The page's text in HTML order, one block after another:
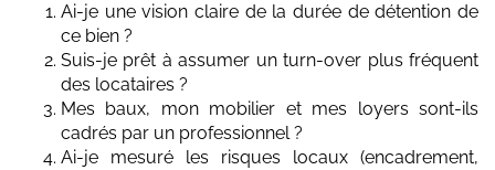
Ai-je une vision claire de la durée de détention de
ce bien ?
Suis-je prêt à assumer un turn-over plus fréquent
des locataires ?
Mes baux, mon mobilier et mes loyers sont-ils
cadrés par un professionnel ?
Ai-je mesuré les risques locaux (encadrement,